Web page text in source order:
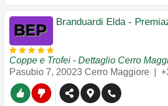
Branduardi Elda -
Coppe e Trofei - Dettaglio Cerro
Pasubio 7, 20023 Cerro Maggiore